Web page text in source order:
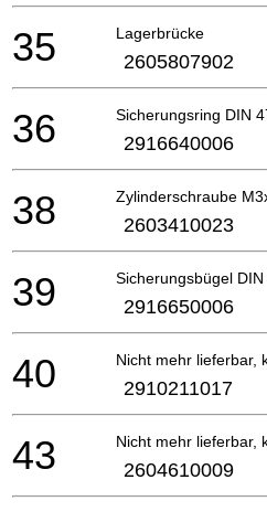
Lagerbrücke
35 2605807902
Sicherungsring DIN
36 2916640006
Zylinderschraube
38 2603410023
Sicherungsbügel
39 2916650006
Nicht mehr lieferbar,
40 2910211017
Nicht mehr lieferbar,
43 2604610009